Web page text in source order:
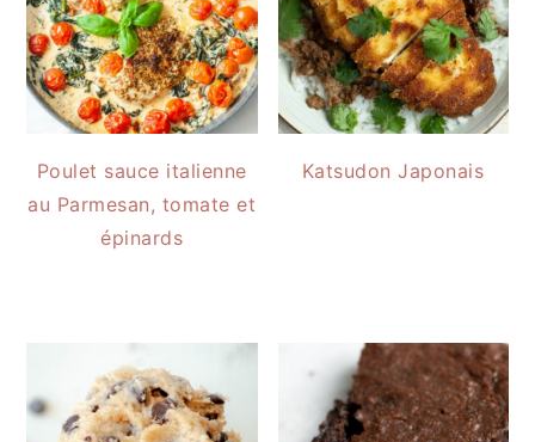
Poulet sauce italienne
au Parmesan, tomate et
épinards
Katsudon Japonais